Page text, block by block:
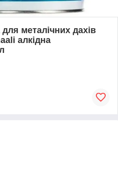
металічних дахів
алкідна